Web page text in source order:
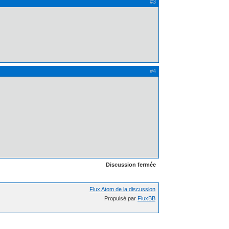
#3
#4
Discussion fermée
Flux Atom de la discussion
Propulsé par FluxBB